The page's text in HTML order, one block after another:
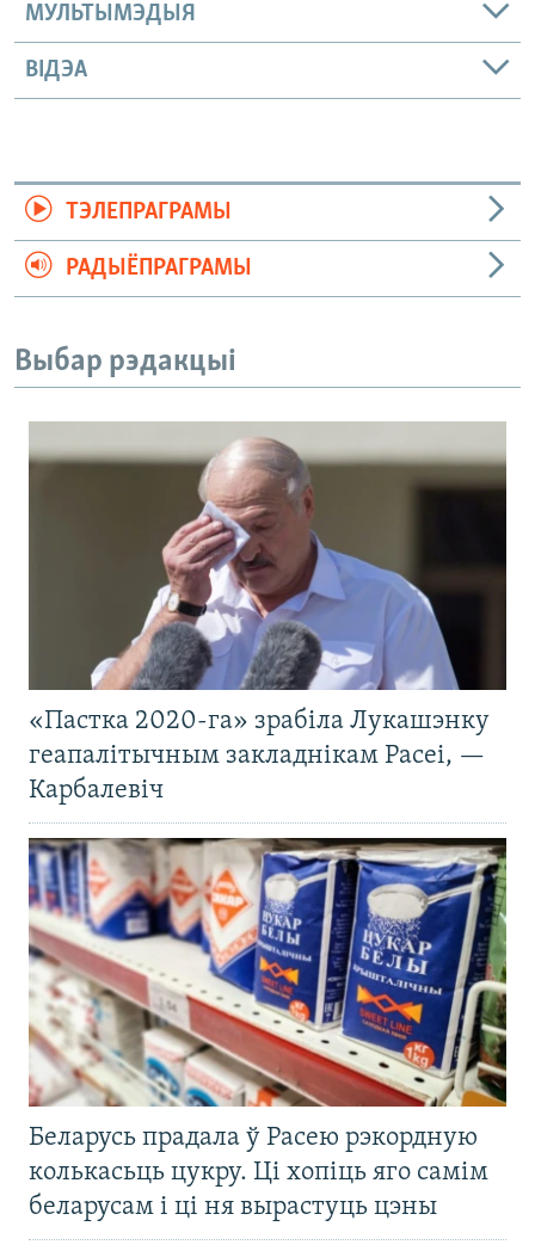
МУЛЬТЫМЭДЫЯ
ВІДЭА
ТЭЛЕПРАГРАМЫ
РАДЫЁПРАГРАМЫ
Выбар рэдакцыі
«Пастка 2020-га» зрабіла Лукашэнку
геапалітычным закладнікам Расеі, —
Карбалевіч
Беларусь прадала ў Расею рэкордную
колькасьць цукру. Ці хопіць яго самім
беларусам і ці ня вырастуць цэны